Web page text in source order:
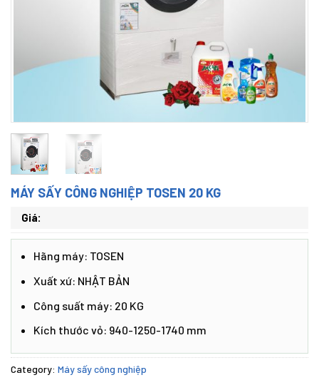
MÁY SẤY CÔNG NGHIỆP TOSEN 20 KG
Giá:
Hãng máy: TOSEN
Xuất xứ: NHẬT BẢN
Công suất máy: 20 KG
Kích thước vỏ: 940-1250-1740 mm
Category: Máy sấy công nghiệp